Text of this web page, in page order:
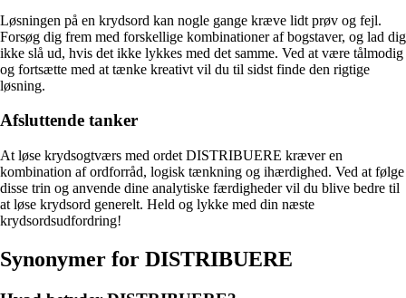
Løsningen på en krydsord kan nogle gange kræve lidt prøv og fejl.
Forsøg dig frem med forskellige kombinationer af bogstaver, og lad dig
ikke slå ud, hvis det ikke lykkes med det samme. Ved at være tålmodig
og fortsætte med at tænke kreativt vil du til sidst finde den rigtige
løsning.
Afsluttende tanker
At løse krydsogtværs med ordet DISTRIBUERE kræver en
kombination af ordforråd, logisk tænkning og ihærdighed. Ved at følge
disse trin og anvende dine analytiske færdigheder vil du blive bedre til
at løse krydsord generelt. Held og lykke med din næste
krydsordsudfordring!
Synonymer for DISTRIBUERE